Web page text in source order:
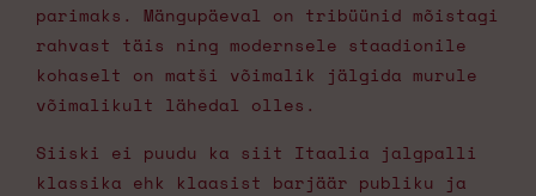
parimaks. Mängupäeval on tribüünid mõistagi
rahvast täis ning modernsele staadionile
kohaselt on matši võimalik jälgida murule
võimalikult lähedal olles.
Siiski ei puudu ka siit Itaalia jalgpalli
klassika ehk klaasist barjäär publiku ja